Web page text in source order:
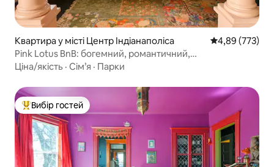
Квартира у місті Центр Індіанаполіса Середня
4,89 (773)
Pink Lotus BnB: богемний, романтичний,
укомплектований, *розташування
Ціна/якість · Сім’я · Парки
Топ вибір гостей
Вибір гостей